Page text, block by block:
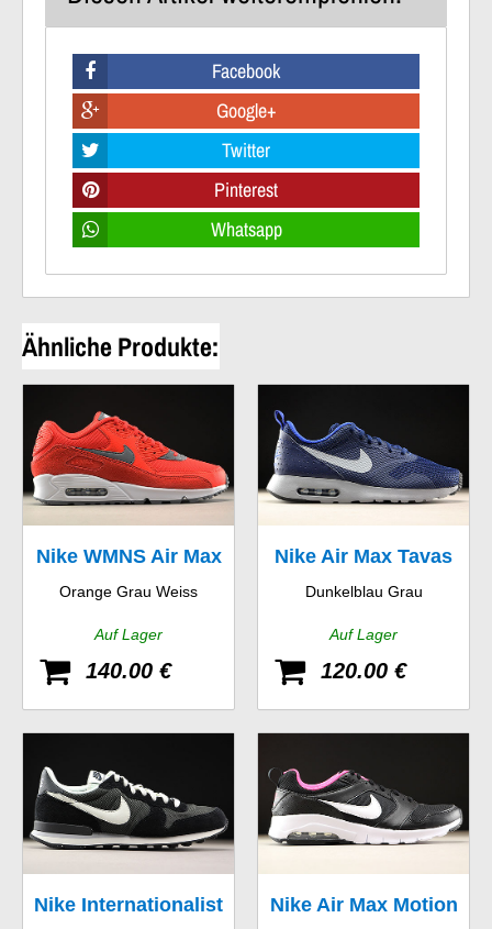
Facebook
Google+
Twitter
Pinterest
Whatsapp
Ähnliche Produkte:
Nike WMNS Air Max
90
Orange Grau Weiss
Auf Lager
140.00 €
Nike Air Max Tavas
Dunkelblau Grau
Auf Lager
120.00 €
Nike Internationalist
Nike Air Max Motion